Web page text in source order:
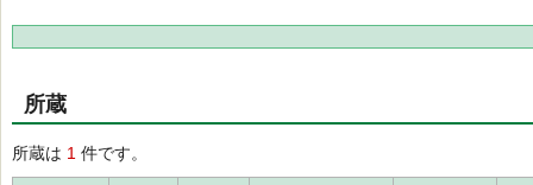
所蔵
所蔵は 1 件です。